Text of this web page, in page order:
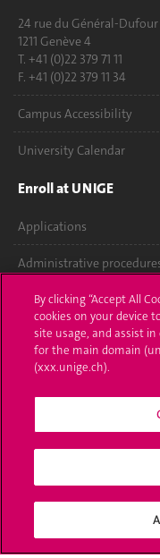
24 rue du Général-Dufour
1211 Genève 4
T. +41 (0)22 379 71 11
F. +41 (0)22 379 11 34
Campus Accessibility
University Calendar
Enroll at UNIGE
Applications
Administrative
Ask a question
Contact
Media
University Structures
Social Media
By clicking “Accept All
cookies on your device
site usage, and assist
for the main domain
(xxx.unige.ch).